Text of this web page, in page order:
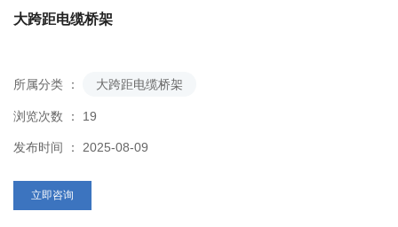
大跨距电缆桥架
所属分类 ： 大跨距电缆桥架
浏览次数 ： 19
发布时间 ： 2025-08-09
立即咨询